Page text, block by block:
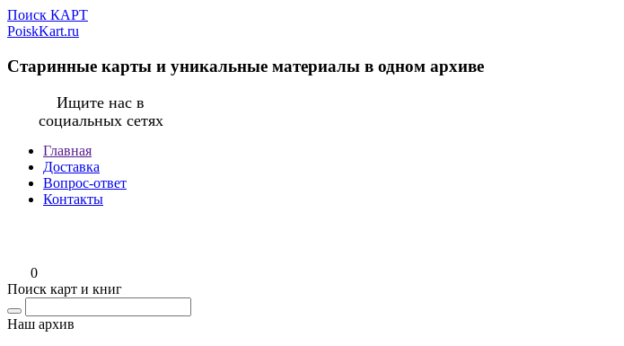
Поиск КАРТ
PoiskKart.ru
Старинные карты и уникальные материалы в одном архиве
Ищите нас в
социальных сетях
Главная
Доставка
Вопрос-ответ
Контакты
0
Поиск карт и книг
Наш архив